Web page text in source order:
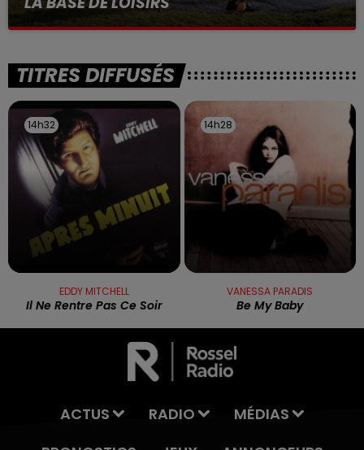
La victime a coulé à pic
TITRES DIFFUSÉS
14h32
14h32
EDDY MITCHELL
Il Ne Rentre Pas Ce Soir
14h28
14h28
VANESSA PARADIS
Be My Baby
ACTUS RADIO
MÉDIAS